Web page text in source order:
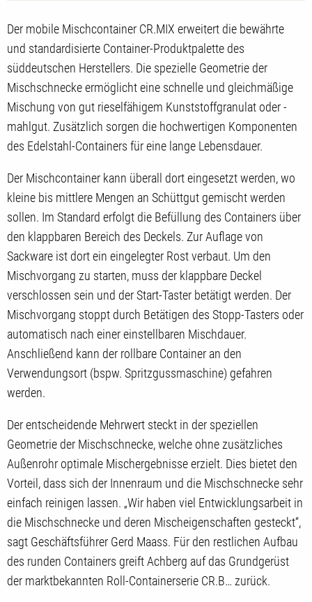
Der mobile Mischcontainer CR.MIX erweitert die bewährte
und standardisierte Container-Produktpalette des
süddeutschen Herstellers. Die spezielle Geometrie der
Mischschnecke ermöglicht eine schnelle und gleichmäßige
Mischung von gut rieselfähigem Kunststoffgranulat oder -
mahlgut. Zusätzlich sorgen die hochwertigen Komponenten
des Edelstahl-Containers für eine lange Lebensdauer.
Der Mischcontainer kann überall dort eingesetzt werden, wo
kleine bis mittlere Mengen an Schüttgut gemischt werden
sollen. Im Standard erfolgt die Befüllung des Containers über
den klappbaren Bereich des Deckels. Zur Auflage von
Sackware ist dort ein eingelegter Rost verbaut. Um den
Mischvorgang zu starten, muss der klappbare Deckel
verschlossen sein und der Start-Taster betätigt werden. Der
Mischvorgang stoppt durch Betätigen des Stopp-Tasters oder
automatisch nach einer einstellbaren Mischdauer.
Anschließend kann der rollbare Container an den
Verwendungsort (bspw. Spritzgussmaschine) gefahren
werden.
Der entscheidende Mehrwert steckt in der speziellen
Geometrie der Mischschnecke, welche ohne zusätzliches
Außenrohr optimale Mischergebnisse erzielt. Dies bietet den
Vorteil, dass sich der Innenraum und die Mischschnecke sehr
einfach reinigen lassen. „Wir haben viel Entwicklungsarbeit in
die Mischschnecke und deren Mischeigenschaften gesteckt“,
sagt Geschäftsführer Gerd Maass. Für den restlichen Aufbau
des runden Containers greift Achberg auf das Grundgerüst
der marktbekannten Roll-Containerserie CR.B… zurück.